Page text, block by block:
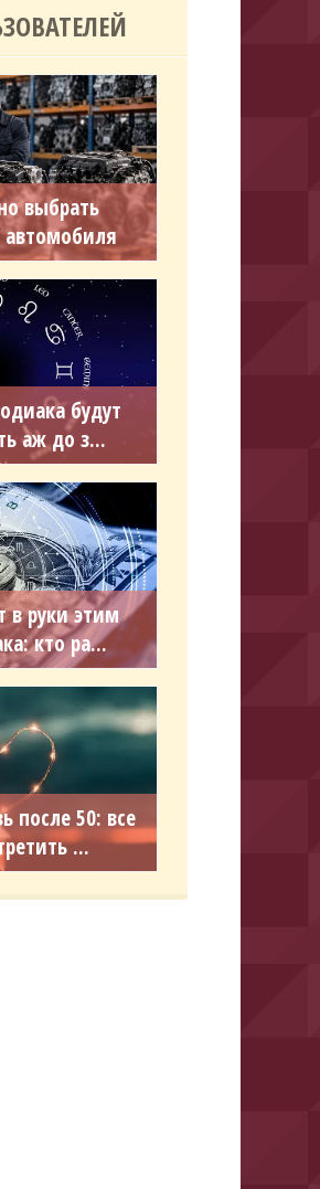
выбрать
автомобиля
будут
аж до з...
в руки этим
кто ра...
после 50: все
...